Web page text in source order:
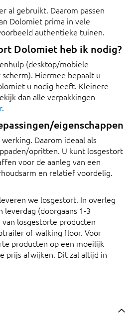
al gebruikt. Daarom passen
Dolomiet prima in vele
authentieke tuinen.
Dolomiet heb ik nodig?
(desktop/mobiele
Hiermee bepaalt u
u nodig heeft. Kleinere
dan alle verpakkingen
.
eigenschappen
Daarom ideaal als
opritten. U kunt losgestort
voor de aanleg van een
en relatief voordelig.
we losgestort. In overleg
leverdag (doorgaans 1-3
losgestorte producten
of walking floor. Voor
producten op een moeilijk
prijs afwijken. Dit zal altijd in